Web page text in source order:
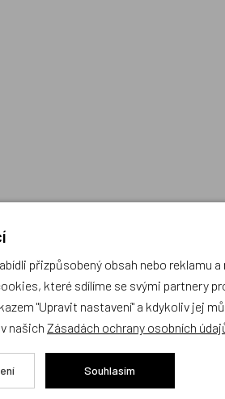
Kvalita
místě
Prodáváme jen
koupili i našim
Sortiment, který
kvalitu, do
přizpůsobený obsah nebo reklamu
které sdílíme se svými partnery
"Upravit nastavení" a kdykoliv jej
našich Zásadách ochrany osobních
Souhlasím